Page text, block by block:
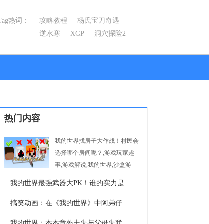
热词： 攻略教程
杨氏宝刀奇遇
逆水寒
XGP
洞穴探险2
热门内容
我的世界找房子大作战！村民会
选择哪个房间呢？,游戏玩家趣
事,游戏解说,我的世界,沙盒游
我的世界最强武器大PK！谁的实力是最强的？
搞笑动画：在《我的世界》中阿弟仔的游戏日常，来跟着他一步步升级吧！